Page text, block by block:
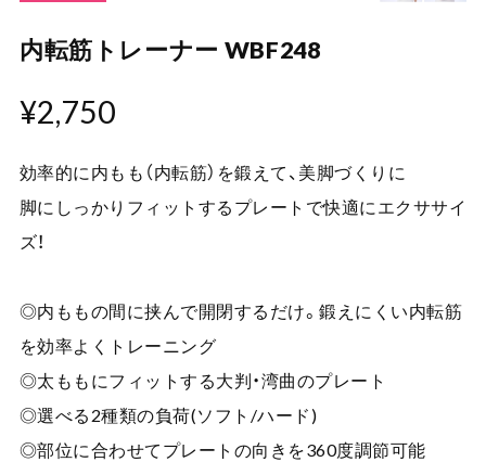
内転筋トレーナー WBF248
¥2,750
効率的に内もも（内転筋）を鍛えて、美脚づくりに
脚にしっかりフィットするプレートで快適にエクササイ
ズ！
◎内ももの間に挟んで開閉するだけ。鍛えにくい内転筋
を効率よくトレーニング
◎太ももにフィットする大判・湾曲のプレート
◎選べる2種類の負荷(ソフト/ハード)
◎部位に合わせてプレートの向きを360度調節可能